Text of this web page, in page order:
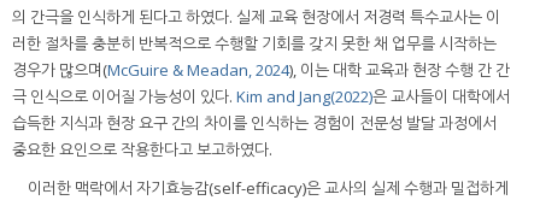
의 간극을 인식하게 된다고 하였다. 실제 교육 현장에서 저경력 특수교사는 이
러한 절차를 충분히 반복적으로 수행할 기회를 갖지 못한 채 업무를 시작하는
경우가 많으며(McGuire & Meadan, 2024), 이는 대학 교육과 현장 수행 간 간
극 인식으로 이어질 가능성이 있다. Kim and Jang(2022)은 교사들이 대학에서
습득한 지식과 현장 요구 간의 차이를 인식하는 경험이 전문성 발달 과정에서
중요한 요인으로 작용한다고 보고하였다.
이러한 맥락에서 자기효능감(self-efficacy)은 교사의 실제 수행과 밀접하게